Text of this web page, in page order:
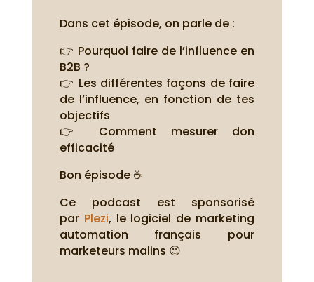
Dans cet épisode, on parle de :
👉 Pourquoi faire de l’influence en
B2B ?
👉 Les différentes façons de faire
de l’influence, en fonction de tes
objectifs
👉 Comment mesurer don
efficacité
Bon épisode ☕
Ce podcast est sponsorisé
par Plezi, le logiciel de marketing
automation français pour
marketeurs malins 😉